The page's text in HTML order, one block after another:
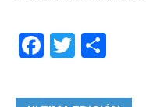
Facebook
Twitter